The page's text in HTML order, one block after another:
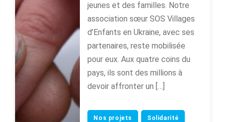
jeunes et des familles. Notre
association sœur SOS Villages
d’Enfants en Ukraine, avec ses
partenaires, reste mobilisée
pour eux. Aux quatre coins du
pays, ils sont des millions à
devoir affronter un […]
Nos projets Solidarité